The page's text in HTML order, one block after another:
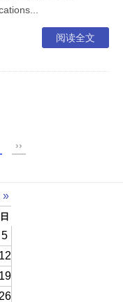
阅读全文
››
»
日
5
12
19
26